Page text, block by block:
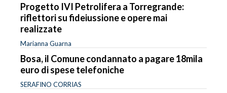
Progetto IVI Petrolifera a Torregrande:
riflettori su fideiussione e opere mai
realizzate
Marianna Guarna
Bosa, il Comune condannato a pagare 18mila
euro di spese telefoniche
SERAFINO CORRIAS